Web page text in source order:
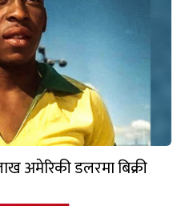
अमेरिकी डलरमा बिक्री